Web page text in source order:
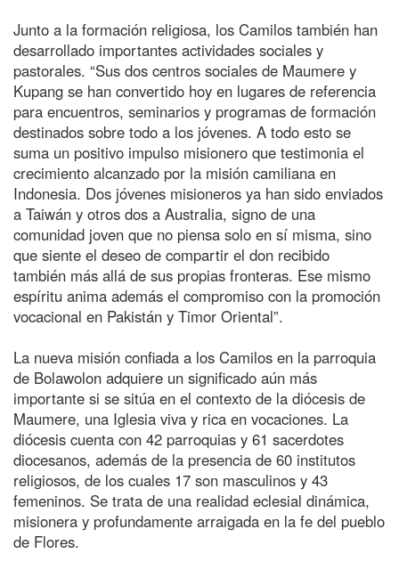
Junto a la formación religiosa, los Camilos también han
desarrollado importantes actividades sociales y
pastorales. “Sus dos centros sociales de Maumere y
Kupang se han convertido hoy en lugares de referencia
para encuentros, seminarios y programas de formación
destinados sobre todo a los jóvenes. A todo esto se
suma un positivo impulso misionero que testimonia el
crecimiento alcanzado por la misión camiliana en
Indonesia. Dos jóvenes misioneros ya han sido enviados
a Taiwán y otros dos a Australia, signo de una
comunidad joven que no piensa solo en sí misma, sino
que siente el deseo de compartir el don recibido
también más allá de sus propias fronteras. Ese mismo
espíritu anima además el compromiso con la promoción
vocacional en Pakistán y Timor Oriental”.
La nueva misión confiada a los Camilos en la parroquia
de Bolawolon adquiere un significado aún más
importante si se sitúa en el contexto de la diócesis de
Maumere, una Iglesia viva y rica en vocaciones. La
diócesis cuenta con 42 parroquias y 61 sacerdotes
diocesanos, además de la presencia de 60 institutos
religiosos, de los cuales 17 son masculinos y 43
femeninos. Se trata de una realidad eclesial dinámica,
misionera y profundamente arraigada en la fe del pueblo
de Flores.